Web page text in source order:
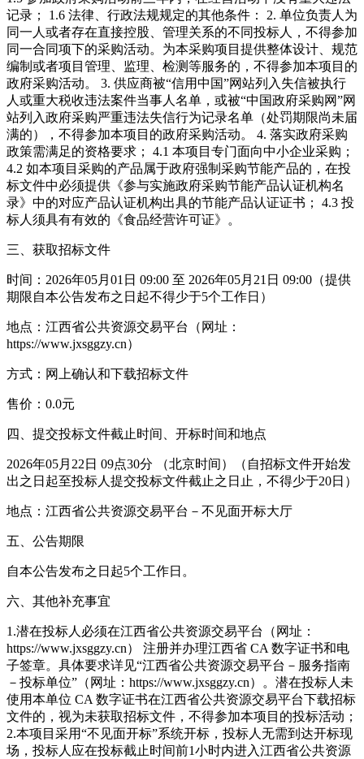
记录； 1.6 法律、行政法规规定的其他条件： 2. 单位负责人为
同一人或者存在直接控股、管理关系的不同投标人，不得参加
同一合同项下的采购活动。为本采购项目提供整体设计、规范
编制或者项目管理、监理、检测等服务的，不得参加本项目的
政府采购活动。 3. 供应商被“信用中国”网站列入失信被执行
人或重大税收违法案件当事人名单，或被“中国政府采购网”网
站列入政府采购严重违法失信行为记录名单（处罚期限尚未届
满的），不得参加本项目的政府采购活动。 4. 落实政府采购
政策需满足的资格要求； 4.1 本项目专门面向中小企业采购；
4.2 如本项目采购的产品属于政府强制采购节能产品的，在投
标文件中必须提供《参与实施政府采购节能产品认证机构名
录》中的对应产品认证机构出具的节能产品认证证书； 4.3 投
标人须具有有效的《食品经营许可证》。
三、获取招标文件
时间：2026年05月01日 09:00 至 2026年05月21日 09:00（提供
期限自本公告发布之日起不得少于5个工作日）
地点：江西省公共资源交易平台（网址：
https://www.jxsggzy.cn）
方式：网上确认和下载招标文件
售价：0.0元
四、提交投标文件截止时间、开标时间和地点
2026年05月22日 09点30分 （北京时间）（自招标文件开始发
出之日起至投标人提交投标文件截止之日止，不得少于20日）
地点：江西省公共资源交易平台－不见面开标大厅
五、公告期限
自本公告发布之日起5个工作日。
六、其他补充事宜
1.潜在投标人必须在江西省公共资源交易平台（网址：
https://www.jxsggzy.cn） 注册并办理江西省 CA 数字证书和电
子签章。具体要求详见“江西省公共资源交易平台－服务指南
－投标单位”（网址：https://www.jxsggzy.cn）。潜在投标人未
使用本单位 CA 数字证书在江西省公共资源交易平台下载招标
文件的，视为未获取招标文件，不得参加本项目的投标活动；
2.本项目采用“不见面开标”系统开标，投标人无需到达开标现
场，投标人应在投标截止时间前1小时内进入江西省公共资源